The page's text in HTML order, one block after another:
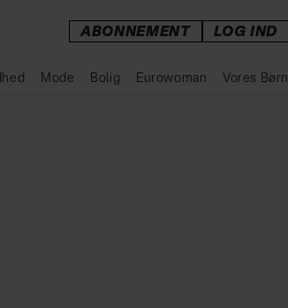
ABONNEMENT LOG IND
Mode Bolig Eurowoman Vores Børn